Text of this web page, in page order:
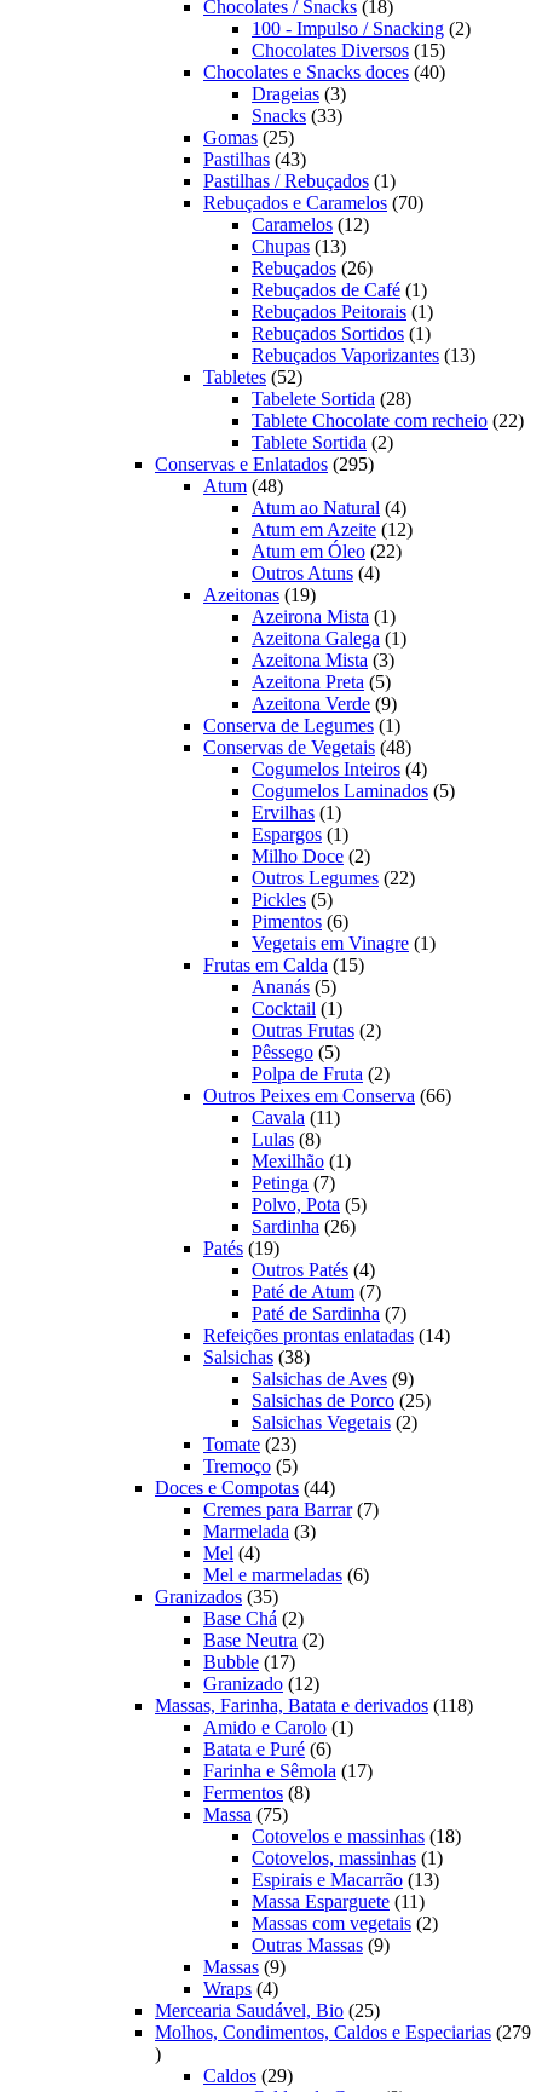
produtos
Chocolates / Snacks 1818
produtos
100 - Impulso / Snacking 22
Chocolates Diversos 1515
produtos
Chocolates e Snacks doces 4040
Drageias 33
produtos
Snacks 3333
Gomas 2525
produtos
Pastilhas 4343
produtos
Pastilhas / Rebuçados 11
produto
Rebuçados e Caramelos 7070
Caramelos 1212
Chupas 1313
produtos
Rebuçados 2626
produtos
Rebuçados de Café 11
produto
Rebuçados Peitorais 11
produto
Rebuçados Sortidos 11
produto
Rebuçados Vaporizantes 1313
Tabletes 5252
produtos
Tabelete Sortida 2828
produtos
Tablete Chocolate com recheio 2222
Tablete Sortida 22
Conservas e Enlatados 295295
Atum 4848
produtos
Atum ao Natural 44
produtos
Atum em Azeite 1212
Atum em Óleo 2222
Outros Atuns 44
Azeitonas 1919
produtos
Azeirona Mista 11
produto
Azeitona Galega 11
Azeitona Mista 33
produtos
Azeitona Preta 55
produtos
Azeitona Verde 99
produtos
Conserva de Legumes 11
produto
Conservas de Vegetais 4848
produtos
Cogumelos Inteiros 44
produtos
Cogumelos Laminados 55
Ervilhas 11
produto
Espargos 11
produto
Milho Doce 22
produtos
Outros Legumes 2222
Pickles 55
produtos
Pimentos 66
produtos
Vegetais em Vinagre 11
Frutas em Calda 1515
Ananás 55
produtos
Cocktail 11
produto
Outras Frutas 22
Pêssego 55
produtos
Polpa de Fruta 22
produtos
Outros Peixes em Conserva 6666
Cavala 1111
Lulas 88
produtos
Mexilhão 11
Petinga 77
produtos
Polvo, Pota 55
Sardinha 2626
Patés 1919
produtos
Outros Patés 44
produtos
Paté de Atum 77
produtos
Paté de Sardinha 77
produtos
Refeições prontas enlatadas 1414
Salsichas 3838
produtos
Salsichas de Aves 99
produtos
Salsichas de Porco 2525
Salsichas Vegetais 22
Tomate 2323
produtos
Tremoço 55
produtos
Doces e Compotas 4444
produtos
Cremes para Barrar 77
Marmelada 33
Mel 44
produtos
Mel e marmeladas 66
Granizados 3535
produtos
Base Chá 22
produtos
Base Neutra 22
Bubble 1717
produtos
Granizado 1212
produtos
Massas, Farinha, Batata e derivados 118118
Amido e Carolo 11
Batata e Puré 66
produtos
Farinha e Sêmola 1717
Fermentos 88
Massa 7575
produtos
Cotovelos e massinhas 1818
Cotovelos, massinhas 11
produto
Espirais e Macarrão 1313
Massa Esparguete 1111
produtos
Massas com vegetais 22
Outras Massas 99
Massas 99
Wraps 44
produtos
Mercearia Saudável, Bio 2525
produtos
Molhos, Condimentos, Caldos e Especiarias 279
279
produtosCaldos 2929